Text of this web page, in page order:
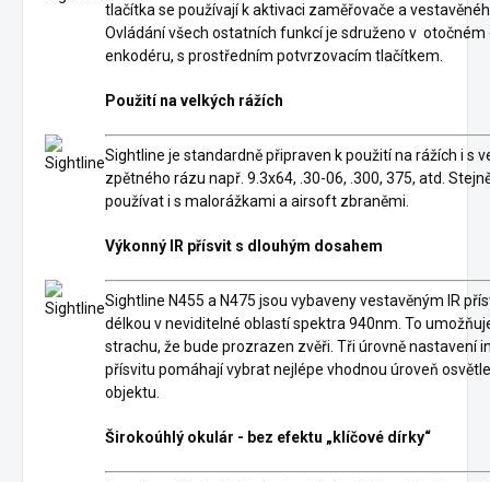
tlačítka se používají k aktivaci zaměřovače a
Ovládání všech ostatních funkcí je sdruženo v
enkodéru, s prostředním potvrzovacím tlačítkem.
Použití na velkých rážích
Sightline je standardně připraven k použití na rážích i s
zpětného rázu např. 9.3x64, .30-06, .300, 375, atd.
používat i s malorážkami a airsoft zbraněmi.
Výkonný IR přísvit s dlouhým dosahem
Sightline N455 a N475 jsou vybaveny vestavěným IR
délkou v neviditelné oblastí spektra 940nm. To
strachu, že bude prozrazen zvěři. Tři úrovně nastavení
přísvitu pomáhají vybrat nejlépe vhodnou úroveň
objektu.
Širokoúhlý okulár - bez efektu „klíčové dírky“